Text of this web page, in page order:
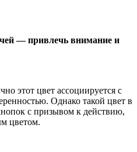
— привлечь внимание и
этот цвет ассоциируется с
Однако такой цвет в
с призывом к действию,
цветом.